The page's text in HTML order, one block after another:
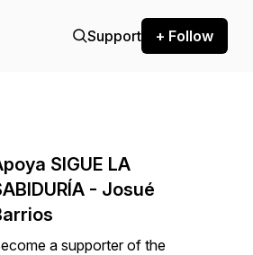
Support + Follow
SIGUE LA
- Josué
a supporter of the